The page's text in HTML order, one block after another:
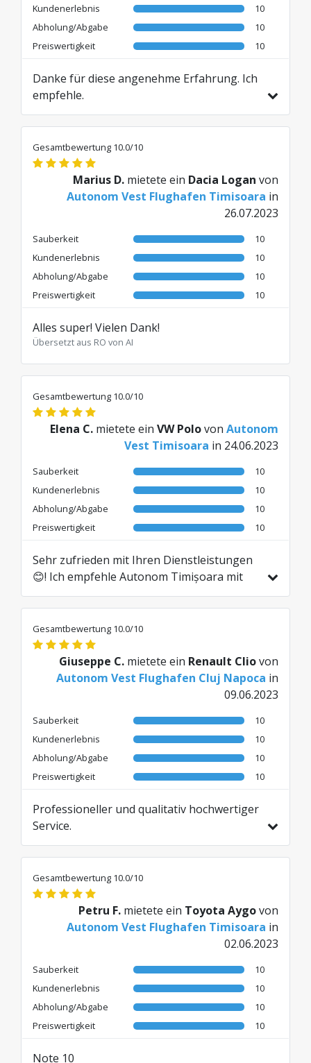
Kundenerlebnis
10
Abholung/Abgabe
10
Preiswertigkeit
10
Danke für diese angenehme Erfahrung. Ich
empfehle.
Gesamtbewertung 10.0/10
Marius D. mietete ein Dacia Logan von
Autonom Vest Flughafen Timisoara in
26.07.2023
Sauberkeit
10
Kundenerlebnis
10
Abholung/Abgabe
10
Preiswertigkeit
10
Alles super! Vielen Dank!
Übersetzt aus RO von AI
Gesamtbewertung 10.0/10
Elena C. mietete ein VW Polovon Autonom
Vest Timisoara in 24.06.2023
Sauberkeit
10
Kundenerlebnis
10
Abholung/Abgabe
10
Preiswertigkeit
10
Sehr zufrieden mit Ihren Dienstleistungen
😊! Ich empfehle Autonom Timișoara mit
Vertrauen 👍👍👍!
Übersetzt aus RO von AI
Gesamtbewertung 10.0/10
Giuseppe C. mietete ein Renault Cliovon
Autonom Vest Flughafen Cluj Napoca in
09.06.2023
Sauberkeit
10
Kundenerlebnis
10
Abholung/Abgabe
10
Preiswertigkeit
10
Professioneller und qualitativ hochwertiger
Service.
Gesamtbewertung 10.0/10
Petru F. mietete ein Toyota Aygovon
Autonom Vest Flughafen Timisoara in
02.06.2023
Sauberkeit
10
Kundenerlebnis
10
Abholung/Abgabe
10
Preiswertigkeit
10
Note 10